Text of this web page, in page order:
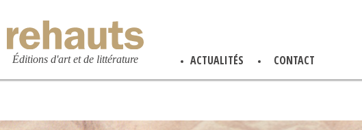
Éditions d'art et de littérature ACTUALITÉS CONTACT